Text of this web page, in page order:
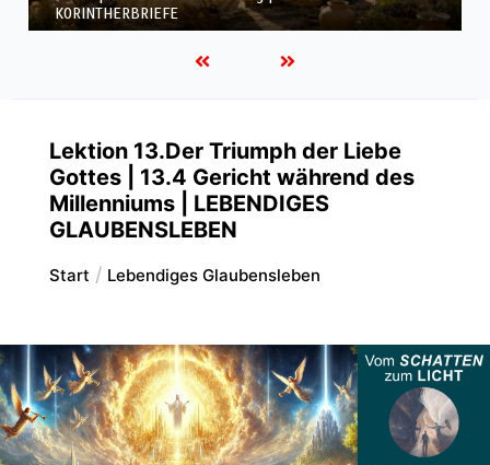
KORINTHERBRIEFE
Lektion 13.Der Triumph der Liebe
Gottes | 13.4 Gericht während des
Millenniums | LEBENDIGES
GLAUBENSLEBEN
Start Lebendiges Glaubensleben